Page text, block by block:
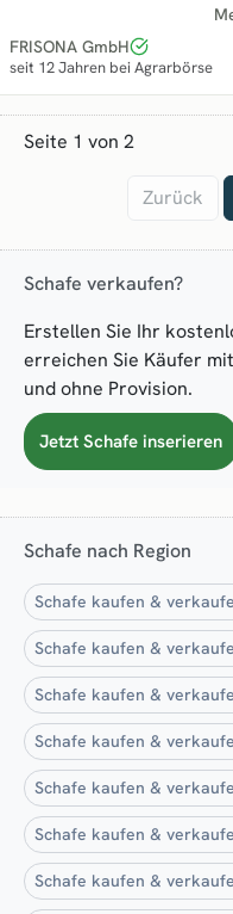
FRISONA GmbH
seit 12 Jahren bei Agrarbörse
Seite 1 von 2
Zurück
Schafe verkaufen?
Erstellen Sie Ihr
erreichen Sie Käufer
und ohne Provision.
Jetzt Schafe inserieren
Schafe nach Region
Schafe kaufen &
Schafe kaufen &
Schafe kaufen &
Schafe kaufen &
Schafe kaufen &
Schafe kaufen &
Schafe kaufen &